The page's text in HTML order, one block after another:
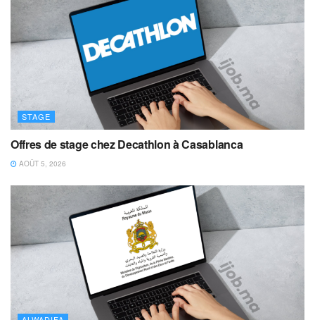
STAGE
Offres de stage chez Decathlon à Casablanca
AOÛT 5, 2026